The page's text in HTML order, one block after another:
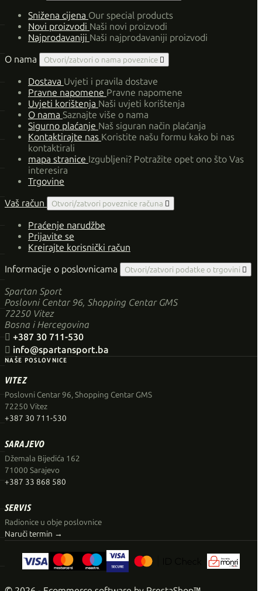
Snižena cijena Our special products
Novi proizvodi Naši novi proizvodi
Najprodavaniji Naši najprodavaniji proizvodi
O nama
Otvori/zatvori o nama poveznice 
Dostava Uvjeti i pravila dostave
Pravne napomene Pravne napomene
Uvjeti korištenja Naši uvjeti korištenja
O nama Saznajte više o nama
Sigurno plaćanje Naš siguran način plaćanja
Kontaktirajte nas Koristite našu formu kako bi nas
kontaktirali
mapa stranice Izgubljeni? Potražite opet ono što Vas
interesira
Trgovine
Vaš račun
Otvori/zatvori poveznice računa 
Praćenje narudžbe
Prijavite se
Kreirajte korisnički račun
Informacije o poslovnicama
Otvori/zatvori podatke o trgovini 
Spartan Sport
Poslovni Centar 96, Shopping Centar GMS
72250 Vitez
Bosna i Hercegovina
 +387 30 711-530
 info@spartansport.ba
NAŠE POSLOVNICE
VITEZ
Poslovni Centar 96, Shopping Centar GMS
72250 Vitez
+387 30 711-530
SARAJEVO
Džemala Bijedića 162
71000 Sarajevo
+387 33 868 580
SERVIS
Radionice u obje poslovnice
Naruči termin →